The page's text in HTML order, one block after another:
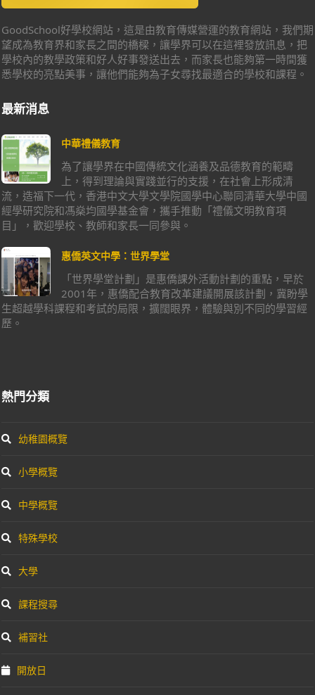
GoodSchool好學校網站，這是由教育傳媒營運的教育網站，我們期
望成為教育界和家長之間的橋樑，讓學界可以在這裡發放訊息，把
學校內的教學政策和好人好事發送出去，而家長也能夠第一時間獲
悉學校的亮點美事，讓他們能夠為子女尋找最適合的學校和課程。
最新消息
中華禮儀教育
為了讓學界在中國傳統文化涵養及品德教育的範疇
上，得到理論與實踐並行的支援，在社會上形成清
流，造福下一代，香港中文大學文學院國學中心聯同清華大學中國
經學研究院和馮燊均國學基金會，攜手推動「禮儀文明教育項
目」，歡迎學校、教師和家長一同參與。
惠僑英文中學：世界學堂
「世界學堂計劃」是惠僑課外活動計劃的重點，早於
2001年，惠僑配合教育改革建議開展該計劃，冀盼學
生超越學科課程和考試的局限，擴闊眼界，體驗與別不同的學習經
歷。
熱門分類
幼稚園概覽
小學概覽
中學概覽
特殊學校
大學
課程搜尋
補習社
開放日